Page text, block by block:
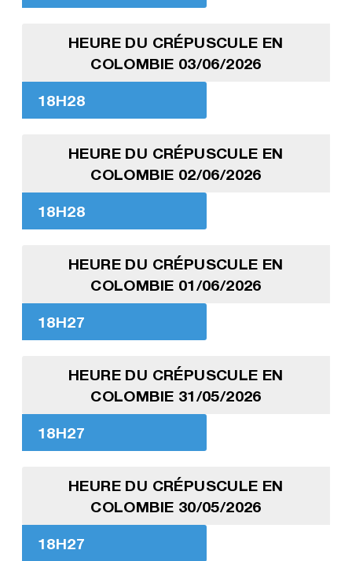
HEURE DU CRÉPUSCULE EN
COLOMBIE 03/06/2026
18H28
HEURE DU CRÉPUSCULE EN
COLOMBIE 02/06/2026
18H28
HEURE DU CRÉPUSCULE EN
COLOMBIE 01/06/2026
18H27
HEURE DU CRÉPUSCULE EN
COLOMBIE 31/05/2026
18H27
HEURE DU CRÉPUSCULE EN
COLOMBIE 30/05/2026
18H27